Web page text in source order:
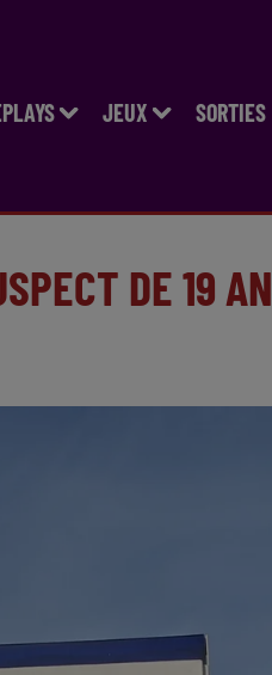
JEUX SORTIES
DE 19